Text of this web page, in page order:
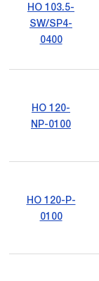
HO 103.5-
SW/SP4-
0400
HO 120-
NP-0100
HO 120-P-
0100